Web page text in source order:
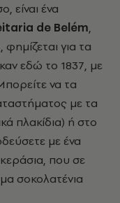
είναι ένα
de Belém,
για τα
εδώ το 1837, με
να τα
με τα
πλακίδια) ή στο
με ένα
που σε
σοκολατένια